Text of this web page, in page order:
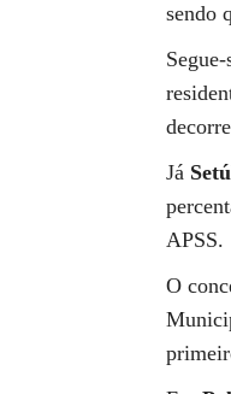
sendo
Já
APSS.
O